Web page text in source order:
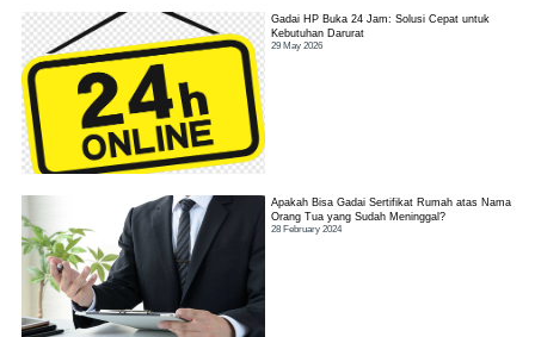
Gadai HP Buka 24 Jam: Solusi Cepat untuk
Kebutuhan Darurat
29 May 2026
Apakah Bisa Gadai Sertifikat Rumah atas Nama
Orang Tua yang Sudah Meninggal?
28 February 2024